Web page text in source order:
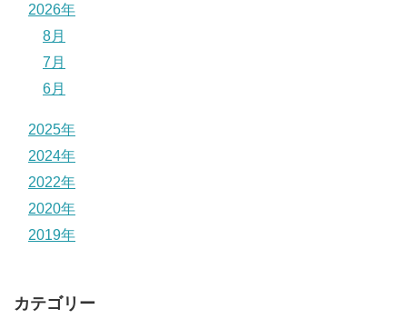
2026年
8月
7月
6月
2025年
2024年
2022年
2020年
2019年
カテゴリー